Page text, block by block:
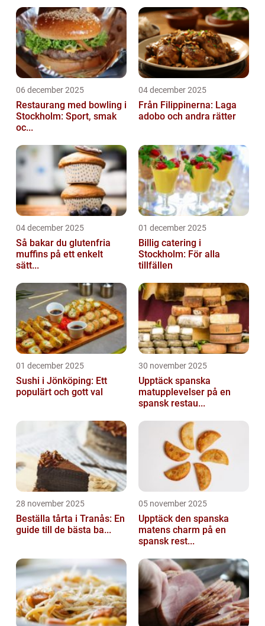
06 december 2025
Restaurang med bowling i
Stockholm: Sport, smak
oc...
04 december 2025
Från Filippinerna: Laga
adobo och andra rätter
04 december 2025
Så bakar du glutenfria
muffins på ett enkelt
sätt...
01 december 2025
Billig catering i
Stockholm: För alla
tillfällen
01 december 2025
Sushi i Jönköping: Ett
populärt och gott val
30 november 2025
Upptäck spanska
matupplevelser på en
spansk restau...
28 november 2025
Beställa tårta i Tranås: En
guide till de bästa ba...
05 november 2025
Upptäck den spanska
matens charm på en
spansk rest...